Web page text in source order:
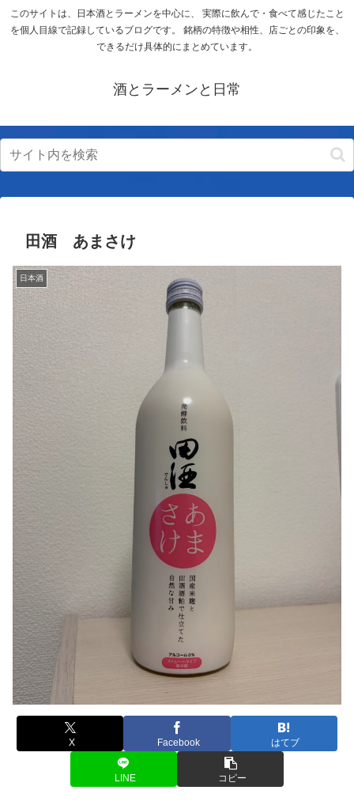
このサイトは、日本酒とラーメンを中心に、 実際に飲んで・食べて感じたこと
を個人目線で記録しているブログです。 銘柄の特徴や相性、店ごとの印象を、
できるだけ具体的にまとめています。
酒とラーメンと日常
田酒 あまさけ
日本酒
X Facebook はてブ
LINE コピー